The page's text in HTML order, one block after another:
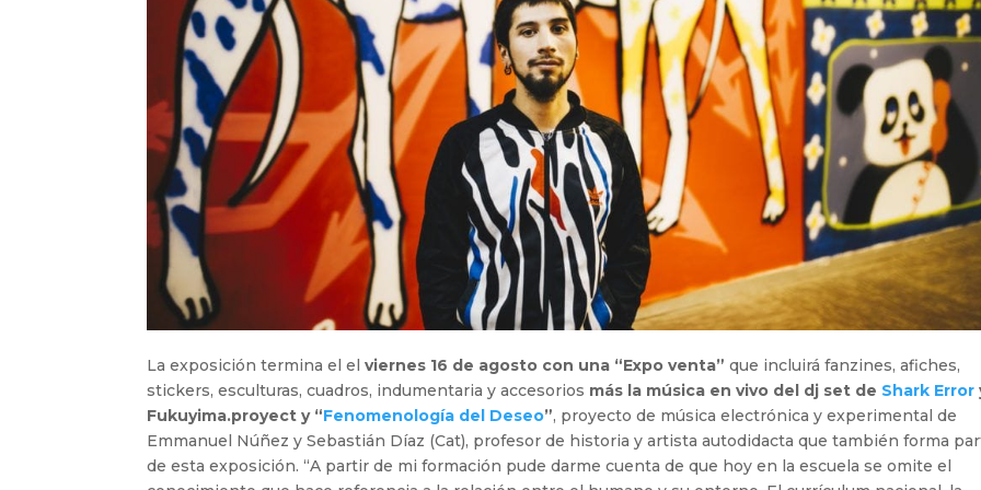
La exposición termina el elviernes 16 de agosto con una “Expo venta” que incluirá fanzines, afiches,
stickers, esculturas, cuadros, indumentaria y accesorios más la música en vivo del dj set de Shark Error
Fukuyima.proyect y “Fenomenología del Deseo”, proyecto de música electrónica y experimental de
Emmanuel Núñez y Sebastián Díaz (Cat), profesor de historia y artista autodidacta que también forma
de esta exposición. “A partir de mi formación pude darme cuenta de que hoy en la escuela se omite el